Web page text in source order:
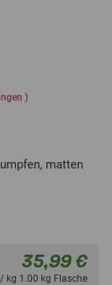
)
matten
35,99 €
kg 1.00 kg Flasche